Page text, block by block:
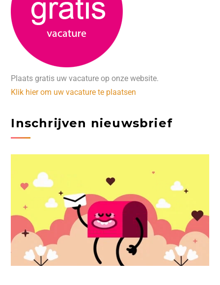
Plaats gratis uw vacature op onze website.
Klik hier om uw vacature te plaatsen
Inschrijven nieuwsbrief